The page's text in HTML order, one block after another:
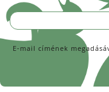
E-mail címének